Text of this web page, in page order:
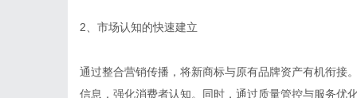
2、市场认知的快速建立
通过整合营销传播，将新商标与原有品牌资产有机衔接
信息，强化消费者认知。同时，通过质量管控与服务优